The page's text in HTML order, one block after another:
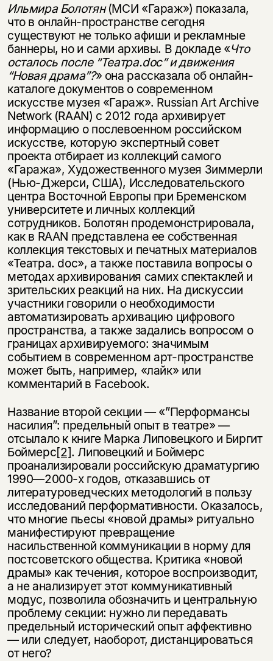
Ильмира Болотян(МСИ «Гараж») показала,
что в онлайн-пространстве сегодня
существуют не только афиши и рекламные
баннеры, но и сами архивы. В докладе «Что
осталось после “Театра.doc” и движения
“Новая драма”?» она рассказала об онлайн-
каталоге документов о современном
искусстве музея «Гараж». Russian Art Archive
Network (RAAN) с 2012 года архивирует
информацию о послевоенном российском
искусстве, которую экспертный совет
проекта отбирает из коллекций самого
«Гаража», Художественного музея Зиммерли
(Нью-Джерси, США), Исследовательского
центра Восточной Европы при Бременском
университете и личных коллекций
сотрудников. Болотян продемонстрировала,
как в RAAN представлена ее собственная
коллекция текстовых и печатных материалов
«Театра. doc», а также поставила вопросы о
методах архивирования самих спектаклей и
зрительских реакций на них. На дискуссии
участники говорили о необходимости
автоматизировать архивацию цифрового
пространства, а также задались вопросом о
границах архивируемого: значимым
событием в современном арт-пространстве
может быть, например, «лайк» или
комментарий в Facebook.
Название второй секции — «”Перформансы
насилия”: предельный опыт в театре» —
отсылало к книге Марка Липовецкого и Биргит
Боймерс[2]. Липовецкий и Боймерс
проанализировали российскую драматургию
1990—2000-х годов, отказавшись от
литературоведческих методологий в пользу
исследований перформативности. Оказалось,
что многие пьесы «новой драмы» ритуально
манифестируют превращение
насильственной коммуникации в норму для
постсоветского общества. Критика «новой
драмы» как течения, которое воспроизводит,
а не анализирует этот коммуникативный
модус, позволила обозначить и центральную
проблему секции: нужно ли передавать
предельный исторический опыт аффективно
— или следует, наоборот, дистанцироваться
от него?